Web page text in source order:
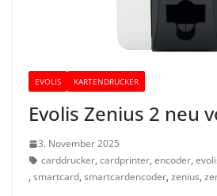
EVOLIS KARTENDRUCKER
Evolis Zenius 2 neu
3. November 2025
carddrucker, cardprinter, encoder,
, smartcard, smartcardencoder, zenius,